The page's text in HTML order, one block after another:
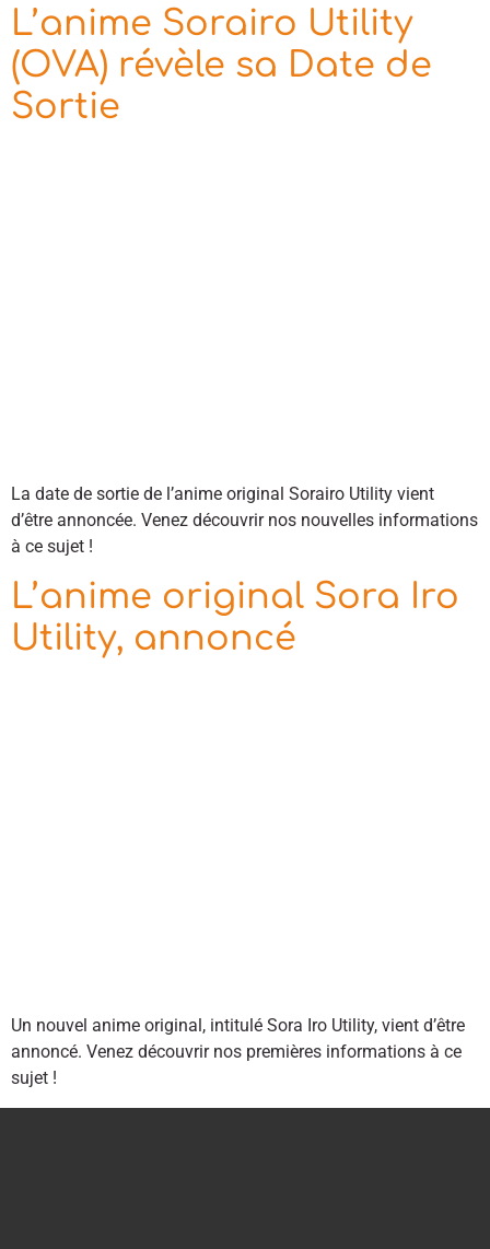
L’anime Sorairo Utility
(OVA) révèle sa Date de
Sortie
La date de sortie de l’anime original Sorairo Utility vient
d’être annoncée. Venez découvrir nos nouvelles informations
à ce sujet !
L’anime original Sora Iro
Utility, annoncé
Un nouvel anime original, intitulé Sora Iro Utility, vient d’être
annoncé. Venez découvrir nos premières informations à ce
sujet !